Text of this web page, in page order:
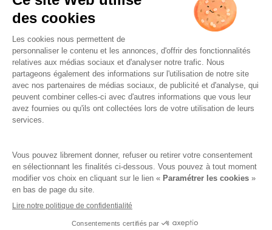
MODÉRATION.
Famille Lafage
RGPD – Politique de confidentialité